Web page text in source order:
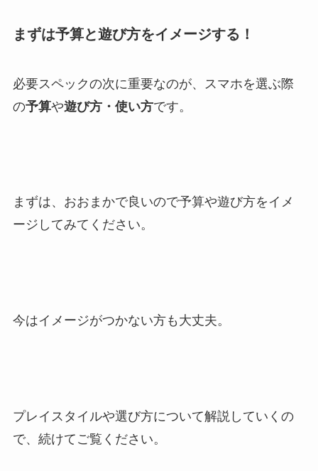
まずは予算と遊び方をイメージする！
必要スペックの次に重要なのが、スマホを選ぶ際
の予算や遊び方・使い方です。
まずは、おおまかで良いので予算や遊び方をイメ
ージしてみてください。
今はイメージがつかない方も大丈夫。
プレイスタイルや選び方について解説していくの
で、続けてご覧ください。